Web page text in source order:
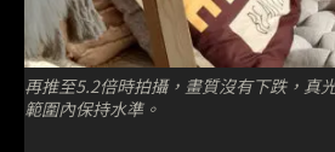
再推至5.2倍時拍攝，畫質沒有下跌，真
範圍內保持水準。